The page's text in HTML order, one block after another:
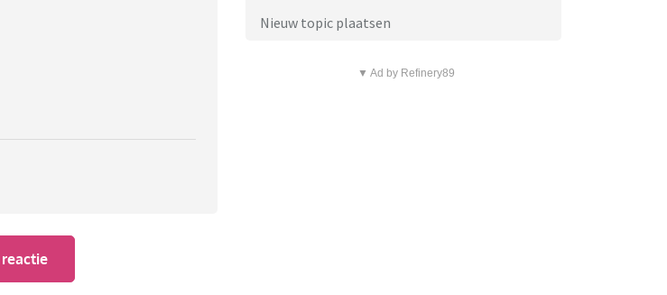
Nieuw topic plaatsen
▼ Ad by Refinery89